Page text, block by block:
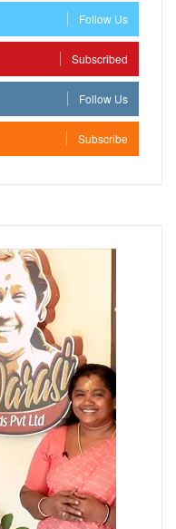
Follow Us
Subscribed
Follow Us
Subscribe